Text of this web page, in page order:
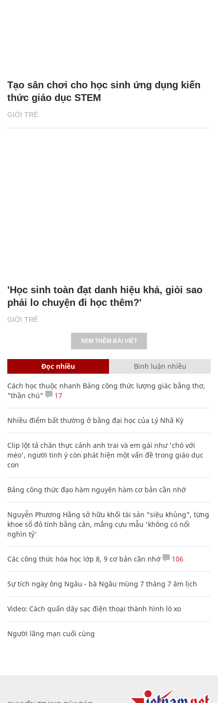
GIỚI TRẺ
Tạo sân chơi cho học sinh ứng dụng kiến
thức giáo dục STEM
GIỚI TRẺ
'Học sinh toàn đạt danh hiệu khá, giỏi sao
phải lo chuyện đi học thêm?'
XEM THÊM BÀI VIẾT
Đọc nhiều Bình luận nhiều
Cách học thuộc nhanh Bảng công thức lượng giác bằng thơ,
"thần chú"
17
Nhiều điểm bất thường ở bằng đại học của Lý Nhã Kỳ
Clip lột tả chân thực cảnh anh trai và em gái như 'chó với
mèo', người tinh ý còn phát hiện một vấn đề trong giáo dục
con
Bảng công thức đạo hàm nguyên hàm cơ bản cần nhớ
Nguyễn Phương Hằng sở hữu khối tài sản "siêu khủng", từng
khoe sổ đỏ tính bằng cân, mắng cựu mẫu 'không có nổi
nghìn tỷ'
Các công thức hóa học lớp 8, 9 cơ bản cần nhớ 106
Sự tích ngày ông Ngâu - bà Ngâu mùng 7 tháng 7 âm lịch
Video: Cách quấn dây sạc điện thoại thành hình lò xo
Người lãng mạn cuối cùng